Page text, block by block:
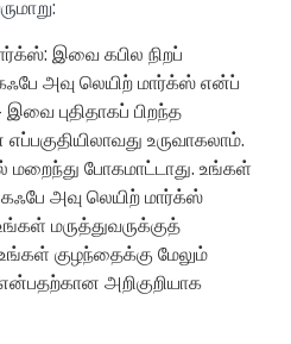
இவை கபில நிறப்
அவு லெயிற் மார்க்ஸ் என்ப்
புதிதாகப் பிறந்த
உருவாகலாம்.
போகமாட்டாது. உங்கள்
அவு லெயிற் மார்க்ஸ்
மருத்துவருக்குத்
குழந்தைக்கு மேலும்
அறிகுறியாக